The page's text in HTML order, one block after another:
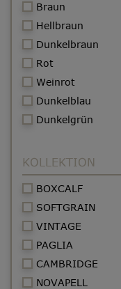
Braun
Hellbraun
Dunkelbraun
Rot
Weinrot
Dunkelblau
Dunkelgrün
KOLLEKTION
BOXCALF
SOFTGRAIN
VINTAGE
PAGLIA
CAMBRIDGE
NOVAPELL